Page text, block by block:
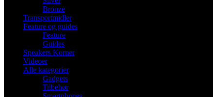
Bronze
Transportmidler
Feature og guides
Feature
Guides
Speakers Korner
Videoer
Alle kategorier
Gadgets
Tilbehør